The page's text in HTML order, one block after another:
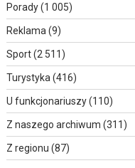
Porady(1 005)
Reklama (9)
Sport(2 511)
Turystyka (416)
U funkcjonariuszy(110)
Z naszego archiwum (311)
Z regionu (87)